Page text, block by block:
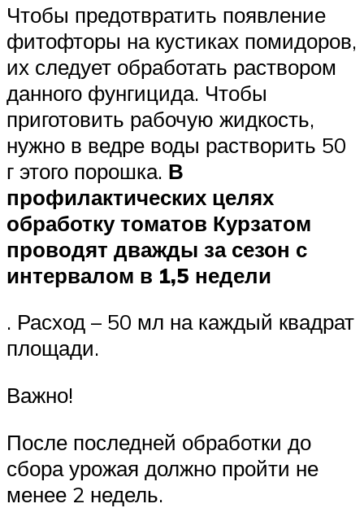
Чтобы предотвратить появление
фитофторы на кустиках помидоров,
их следует обработать раствором
данного фунгицида. Чтобы
приготовить рабочую жидкость,
нужно в ведре воды растворить 50
г этого порошка. В
профилактических целях
обработку томатов Курзатом
проводят дважды за сезон с
интервалом в 1,5 недели
. Расход – 50 мл на каждый квадрат
площади.
Важно!
После последней обработки до
сбора урожая должно пройти не
менее 2 недель.